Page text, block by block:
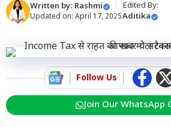
Written by: Rashmi
Updated on: April 17, 2025
Edited By:
Aditika
Follow Us
Join Our WhatsApp